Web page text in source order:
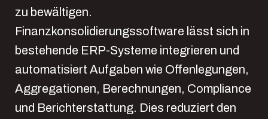
zu bewältigen.
Finanzkonsolidierungssoftware lässt sich in
bestehende ERP-Systeme integrieren und
automatisiert Aufgaben wie Offenlegungen,
Aggregationen, Berechnungen, Compliance
und Berichterstattung. Dies reduziert den